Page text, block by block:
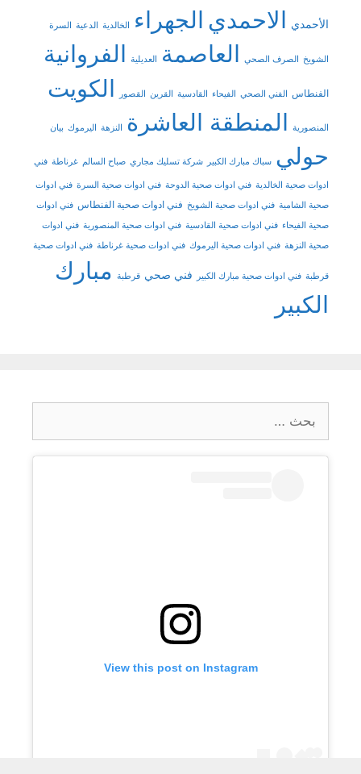
الأحمدي الاحمدي الجهراء الخالدية الدعية السرة
الشويخ الصرف الصحي العاصمة العديلية الفروانية
الفنطاس الفني الصحي الفيحاء القادسية القرين القصور الكويت
المنصورية المنطقة العاشرة النزهة اليرموك بيان
حولي سباك مبارك الكبير شركة تسليك مجاري صباح السالم غرناطة فني
ادوات صحية الخالدية فني ادوات صحية الدوحة فني ادوات صحية السرة فني ادوات
صحية الشامية فني ادوات صحية الشويخ فني ادوات صحية الفنطاس فني ادوات
صحية الفيحاء فني ادوات صحية القادسية فني ادوات صحية المنصورية فني ادوات
صحية النزهة فني ادوات صحية اليرموك فني ادوات صحية غرناطة فني ادوات صحية
قرطبة فني ادوات صحية مبارك الكبير فني صحي قرطبة مبارك
الكبير
عن:
View this post on Instagram